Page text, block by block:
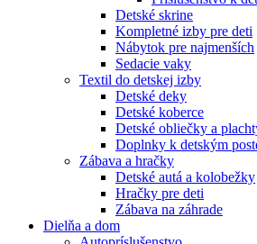
Detské skrine
Kompletné izby pre deti
Nábytok pre najmenších
Sedacie vaky
Textil do detskej izby
Detské deky
Detské koberce
Detské obliečky a
Doplnky k detským
Zábava a hračky
Detské autá a kolobežky
Hračky pre deti
Zábava na záhrade
Dielňa a dom